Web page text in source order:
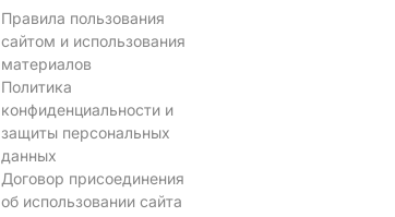
Правила пользования
сайтом и использования
материалов
Политика
конфиденциальности и
защиты персональных
данных
Договор присоединения
об использовании сайта